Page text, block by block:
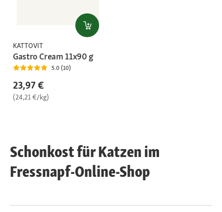
KATTOVIT
Gastro Cream 11x90 g
5.0 (10)
23,97 €
(24,21 €/kg)
Schonkost für Katzen im
Fressnapf-Online-Shop